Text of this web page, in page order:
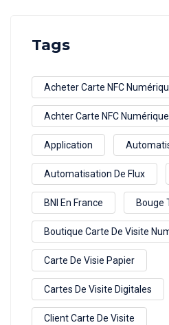
Tags
Acheter Carte NFC
Achter Carte NFC Numérique
Application
Automatisation De Flux
BNI En France Bouge
Boutique Carte De Visite
Carte De Visie Papier
Cartes De Visite Digitales
Client Carte De Visite